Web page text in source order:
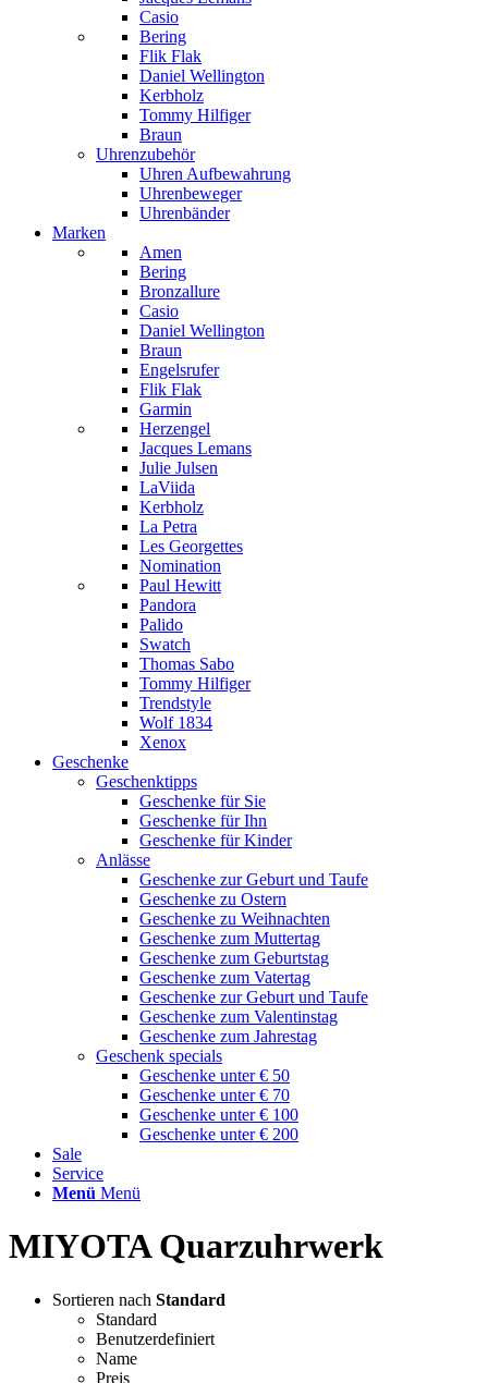
Casio
Bering
Flik Flak
Daniel Wellington
Kerbholz
Tommy Hilfiger
Braun
Uhrenzubehör
Uhren Aufbewahrung
Uhrenbeweger
Uhrenbänder
Marken
Amen
Bering
Bronzallure
Casio
Daniel Wellington
Braun
Engelsrufer
Flik Flak
Garmin
Herzengel
Jacques Lemans
Julie Julsen
LaViida
Kerbholz
La Petra
Les Georgettes
Nomination
Paul Hewitt
Pandora
Palido
Swatch
Thomas Sabo
Tommy Hilfiger
Trendstyle
Wolf 1834
Xenox
Geschenke
Geschenktipps
Geschenke für Sie
Geschenke für Ihn
Geschenke für Kinder
Anlässe
Geschenke zur Geburt und Taufe
Geschenke zu Ostern
Geschenke zu Weihnachten
Geschenke zum Muttertag
Geschenke zum Geburtstag
Geschenke zum Vatertag
Geschenke zur Geburt und Taufe
Geschenke zum Valentinstag
Geschenke zum Jahrestag
Geschenk specials
Geschenke unter € 50
Geschenke unter € 70
Geschenke unter € 100
Geschenke unter € 200
Sale
Service
Menü Menü
MIYOTA Quarzuhrwerk
Sortieren nach Standard
Standard
Benutzerdefiniert
Name
Preis